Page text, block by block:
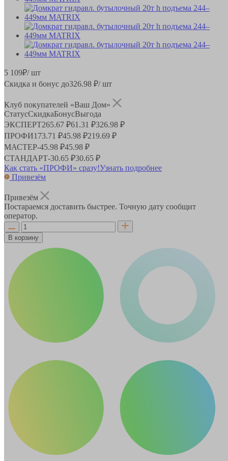
5 109₽/ шт
Скидка и бонус до326.98 ₽/ шт
Клуб покупателей «Ваш Дом»
СтатусСкидкаБонусВыгода
ЭКСПЕРТ265.67 ₽61.31 ₽326.98 ₽
ПРОФИ173.71 ₽45.98 ₽219.69 ₽
МАСТЕР-45.98 ₽45.98 ₽
СТАНДАРТ-30.65 ₽30.65 ₽
Как стать «ПРОФИ» сразу!Узнать подробнее
Привезём
Привезём
Постараемся доставить быстрее. Точную дату сообщит
оператор.
В корзину